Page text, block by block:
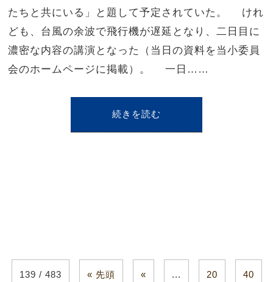
たちと共にいる」と題して予定されていた。 けれ
ども、台風の余波で飛行機が遅延となり、二日目に
濃密な内容の講演となった（当日の資料を当小委員
会のホームページに掲載）。 一日……
続きを読む
139 / 483 « 先頭 « ... 20 40